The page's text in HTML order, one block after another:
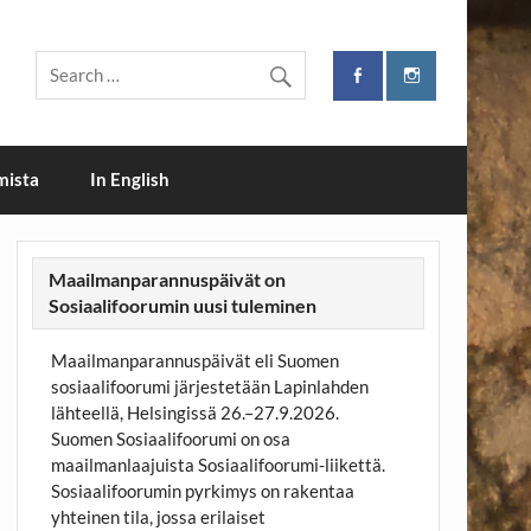
In English
Maailmanparannuspäivät on
Sosiaalifoorumin uusi tuleminen
Maailmanparannuspäivät eli Suomen
sosiaalifoorumi järjestetään Lapinlahden
lähteellä, Helsingissä 26.–27.9.2026.
Suomen Sosiaalifoorumi on osa
maailmanlaajuista Sosiaalifoorumi-liikettä.
Sosiaalifoorumin pyrkimys on rakentaa
yhteinen tila, jossa erilaiset